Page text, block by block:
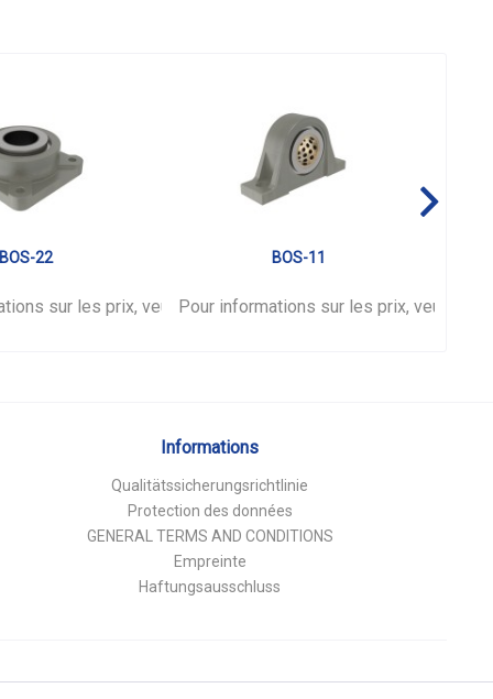
.
BOS-22
sur les prix, veuillez vousconnecter.
BOS-11
Pour informations sur les prix, veuillez
Informations
Qualitätssicherungsrichtlinie
Protection des données
GENERAL TERMS AND CONDITIONS
Empreinte
Haftungsausschluss